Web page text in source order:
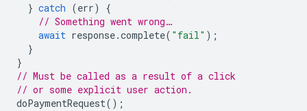
} catch (err)
{
// Something went wrong…
await response.complete( "fail" );
}
}
// Must be called as a result of a click
// or some explicit user action.
doPaymentRequest();